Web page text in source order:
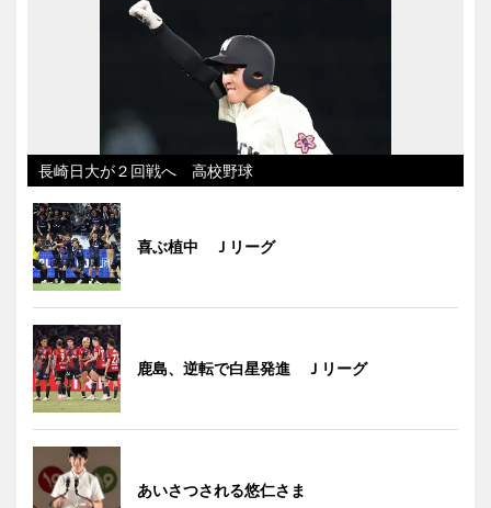
長崎日大が２回戦へ 高校野球
喜ぶ植中 Ｊリーグ
鹿島、逆転で白星発進 Ｊリーグ
あいさつされる悠仁さま